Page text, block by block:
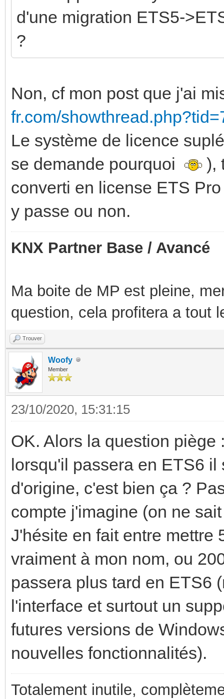
d'une migration ETS5-
?
Non, cf mon post que j'ai
fr.com/
Le système de licence
se demande pourquoi
),
converti en license ETS
y passe ou non.
KNX Partner Base / Avancé
Ma boite de MP est pleine,
question, cela profitera a tout
Trouver
Woofy
Member
23/10/2020, 15:31:15
OK. Alors la question piège
lorsqu'il passera en ETS6
d'origine, c'est bien ça ?
compte j'imagine (on ne
J'hésite en fait entre mettre
vraiment à mon nom, ou
passera plus tard en ETS6
l'interface et surtout un
futures versions de
nouvelles fonctionnalités).
Totalement inutile,